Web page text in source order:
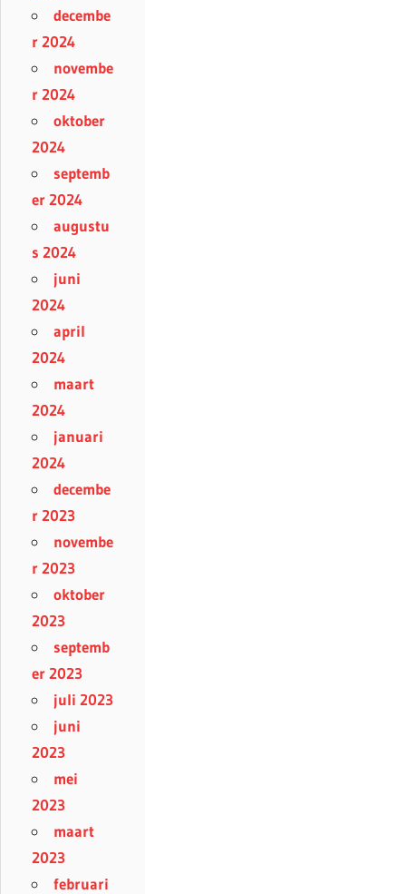
decembe
r 2024
novembe
r 2024
oktober
2024
septemb
er 2024
augustu
s 2024
juni
2024
april
2024
maart
2024
januari
2024
decembe
r 2023
novembe
r 2023
oktober
2023
septemb
er 2023
juli 2023
juni
2023
mei
2023
maart
2023
februari